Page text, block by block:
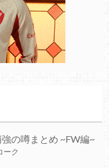
の噂まとめ ~FW編~
ーク